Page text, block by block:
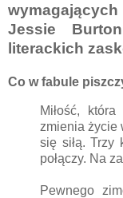
Jessie
literackich
Co w fabule
Miłość,
zmienia życie
się siłą. Trzy
połączy. Na
Pewnego